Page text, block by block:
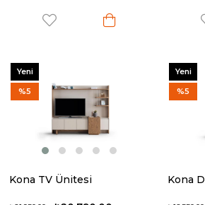
Kona TV Ünitesi
Yeni
Ürün
%5
Yeni
Ürün
%5